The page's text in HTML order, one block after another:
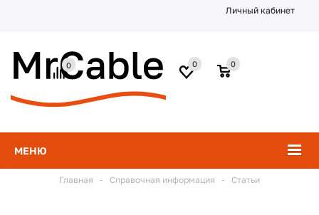
Личный кабинет
МЕНЮ
0
0
0
Главная - Справочная информация - Статьи